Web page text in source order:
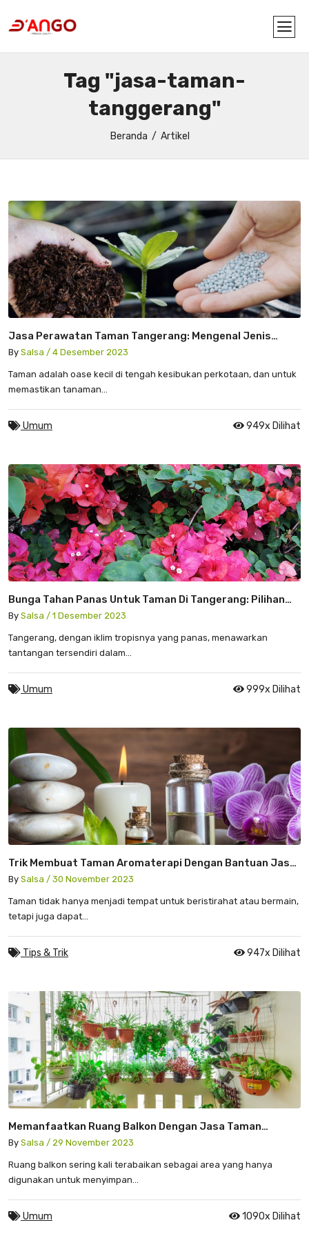
Tag "jasa-taman-
tanggerang"
Beranda Artikel
Jasa Perawatan Taman Tangerang: Mengenal Jenis
Pupuk Organik
By Salsa / 4 Desember 2023
Taman adalah oase kecil di tengah kesibukan perkotaan, dan untuk
memastikan tanaman...
Umum 949x Dilihat
Bunga Tahan Panas Untuk Taman Di Tangerang: Pilihan
Yang Cocok
By Salsa / 1 Desember 2023
Tangerang, dengan iklim tropisnya yang panas, menawarkan
tantangan tersendiri dalam...
Umum 999x Dilihat
Trik Membuat Taman Aromaterapi Dengan Bantuan Jasa
Taman Tangerang: Menyelami Keindahan Dan Kesehatan
By Salsa / 30 November 2023
Taman tidak hanya menjadi tempat untuk beristirahat atau bermain,
tetapi juga dapat...
Tips & Trik 947x Dilihat
Memanfaatkan Ruang Balkon Dengan Jasa Taman
Tangerang
By Salsa / 29 November 2023
Ruang balkon sering kali terabaikan sebagai area yang hanya
digunakan untuk menyimpan...
Umum 1090x Dilihat